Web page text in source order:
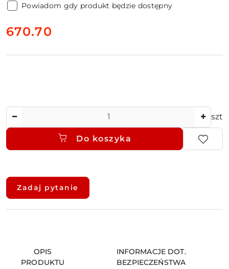
Powiadom gdy produkt będzie dostępny
cena:
670.70
szt
Do koszyka
Dostępność
dostawa
Zadaj pytanie
OPIS
PRODUKTU
INFORMACJE DOT.
BEZPIECZEŃSTWA